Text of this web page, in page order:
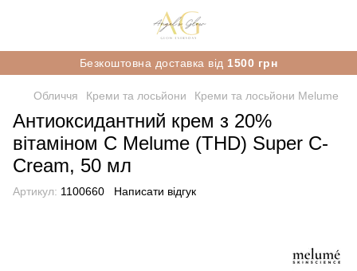
Безкоштовна доставка від 1500 грн
Обличчя Креми та лосьйони Креми та лосьйони Melume
Антиоксидантний крем з 20%
вітаміном С Melume (THD) Super C-
Cream, 50 мл
Артикул: 1100660 Написати відгук